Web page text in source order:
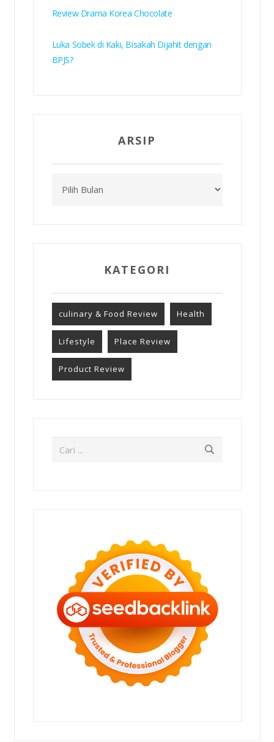
Review Drama Korea Chocolate
Luka Sobek di Kaki, Bisakah Dijahit dengan
BPJS?
ARSIP
KATEGORI
culinary & Food Review Health
Lifestyle Place Review
Product Review